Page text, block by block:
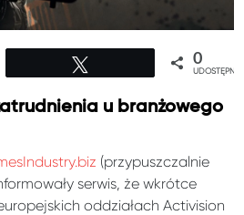
0
u branżowego
(przypuszczalnie
serwis, że wkrótce
oddziałach Activision